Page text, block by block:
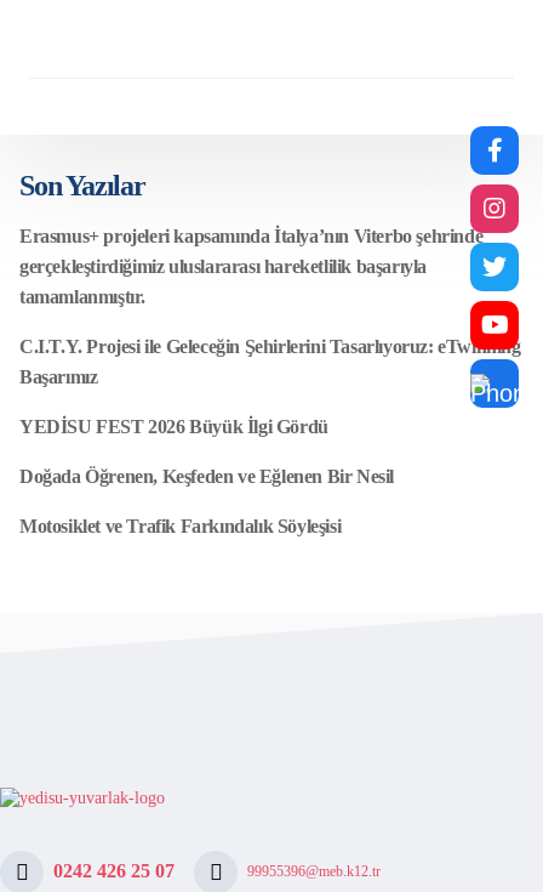
Son Yazılar
Erasmus+ projeleri kapsamında İtalya’nın Viterbo şehrinde
gerçekleştirdiğimiz uluslararası hareketlilik başarıyla
tamamlanmıştır.
C.I.T.Y. Projesi ile Geleceğin Şehirlerini Tasarlıyoruz: eTwinning
Başarımız
YEDİSU FEST 2026 Büyük İlgi Gördü
Doğada Öğrenen, Keşfeden ve Eğlenen Bir Nesil
Motosiklet ve Trafik Farkındalık Söyleşisi
0242 426 25 07 99955396@meb.k12.tr